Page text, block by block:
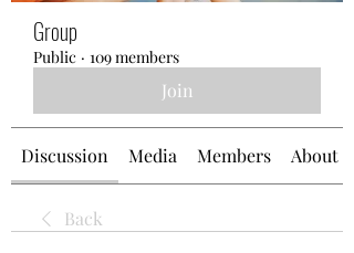
Group
Public · 109 members
Join
Discussion Media Members About
Back